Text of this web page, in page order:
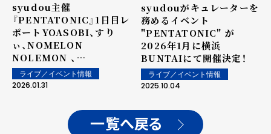
syudou主催
『PENTATONIC』1日目レ
ポート――YOASOBI、すり
ぃ、NOMELON
NOLEMON 、
DREAMERSらが集結。ボ
カロシーン発の盟友と刻ん
ライブ／イベント情報
2026.01.31
syudouがキュレーターを
務めるイベント
"PENTATONIC" が
2026年1月に横浜
BUNTAIにて開催決定！
ライブ／イベント情報
2025.10.04
一覧へ戻る